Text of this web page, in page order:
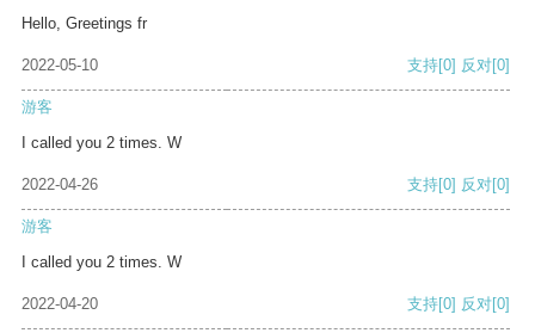
Hello, Greetings fr
2022-05-10 支持[0] 反对[0]
游客
I called you 2 times. W
2022-04-26 支持[0] 反对[0]
游客
I called you 2 times. W
2022-04-20 支持[0] 反对[0]